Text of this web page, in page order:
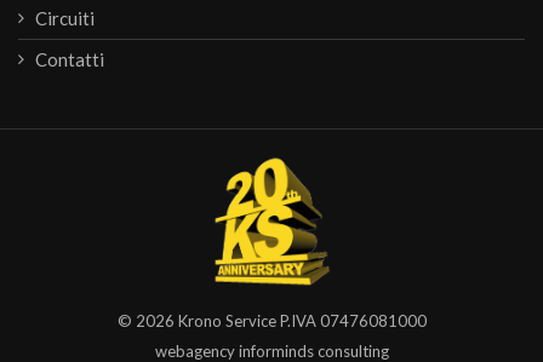
Circuiti
Contatti
© 2026 Krono ServiceP.IVA 07476081000
webagency informinds consulting